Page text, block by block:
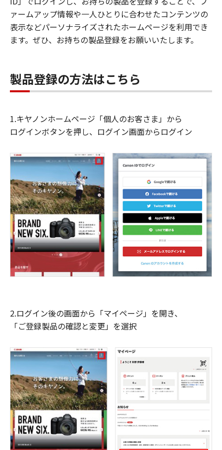
ァームアップ情報や一人ひとりに合わせたコンテンツの
表示などパーソナライズされたホームページを利用でき
ます。ぜひ、お持ちの製品登録をお願いいたします。
製品登録の方法はこちら
1.キヤノンホームページ「個人のお客さま」から
ログインボタンを押し、ログイン画面からログイン
2.ログイン後の画面から「マイページ」を開き、
「ご登録製品の確認と変更」を選択